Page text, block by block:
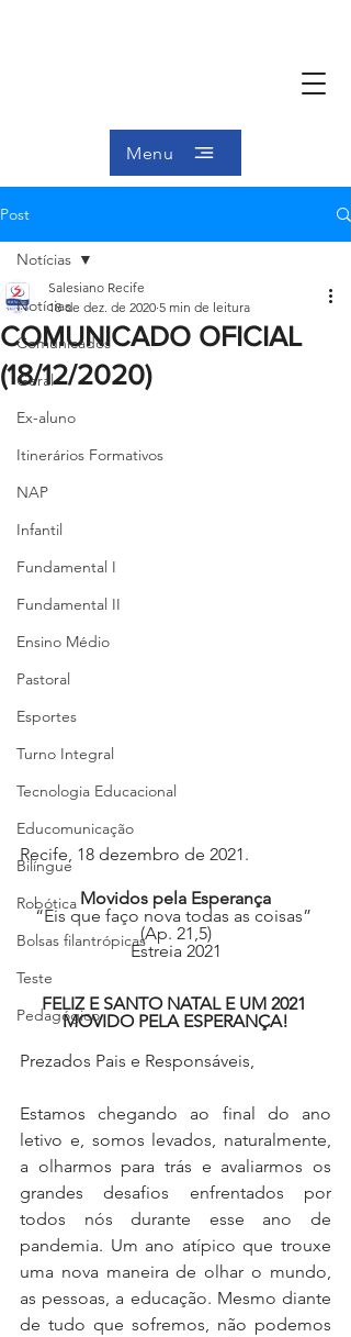
Menu
Post
Notícias
Comunicados
Geral
Ex-aluno
Itinerários Formativos
NAP
Infantil
Fundamental I
Fundamental II
Ensino Médio
Pastoral
Esportes
Turno Integral
Tecnologia Educacional
Educomunicação
Bilíngue
Robótica
Bolsas filantrópicas
Teste
Pedagógico
Notícias
COMUNICADO OFICIAL
(18/12/2020)
Salesiano Recife
18 de dez. de 2020 5 min de leitura
Recife, 18 dezembro de 2021.
Movidos pela Esperança
“Eis que faço nova todas as coisas”
(Ap. 21,5)
Estreia 2021
FELIZ E SANTO NATAL E UM 2021
MOVIDO PELA ESPERANÇA!
Prezados Pais e Responsáveis,
Estamos chegando ao final do ano
letivo e, somos levados, naturalmente,
a olharmos para trás e avaliarmos os
grandes desafios enfrentados por
todos nós durante esse ano de
pandemia. Um ano atípico que trouxe
uma nova maneira de olhar o mundo,
as pessoas, a educação. Mesmo diante
de tudo que sofremos, não podemos